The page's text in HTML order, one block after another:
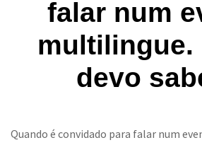
falar num
multilingue.
devo
Quando é convidado para falar num